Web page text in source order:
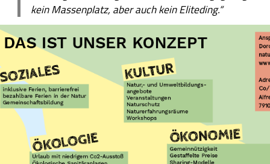
kein Massenplatz, aber auch kein Eliteding.“